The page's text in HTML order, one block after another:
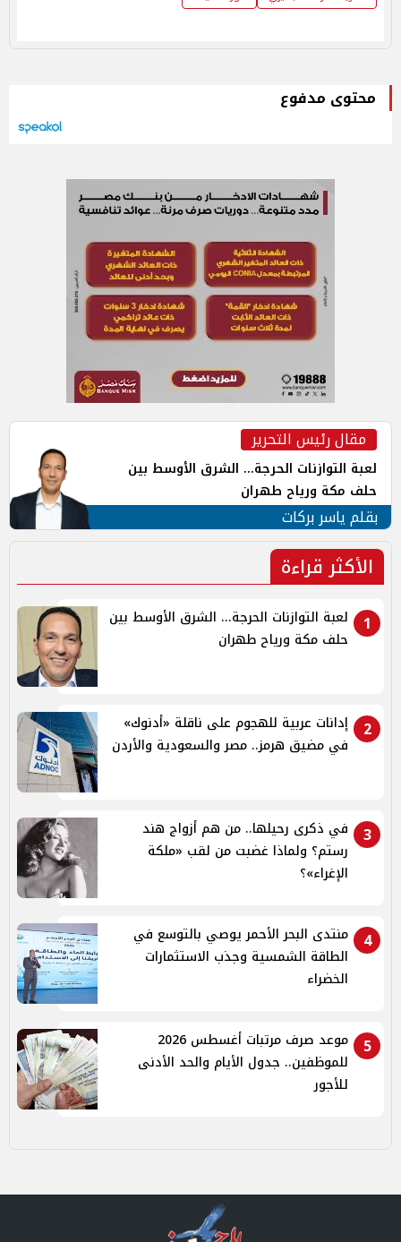
محتوى مدفوع
مقال رئيس التحرير
لعبة التوازنات الحرجة... الشرق الأوسط بين
حلف مكة ورياح طهران
بقلم ياسر بركات
الأكثر قراءة
1
لعبة التوازنات الحرجة... الشرق الأوسط بين
حلف مكة ورياح طهران
2
إدانات عربية للهجوم على ناقلة «أدنوك»
في مضيق هرمز.. مصر والسعودية والأردن
3
في ذكرى رحيلها.. من هم أزواج هند
رستم؟ ولماذا غضبت من لقب «ملكة
الإغراء»؟
4
منتدى البحر الأحمر يوصي بالتوسع في
الطاقة الشمسية وجذب الاستثمارات
الخضراء
5
موعد صرف مرتبات أغسطس 2026
للموظفين.. جدول الأيام والحد الأدنى
للأجور